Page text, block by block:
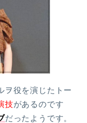
ヲ役を演じたトー
技があるのです
だったようです。